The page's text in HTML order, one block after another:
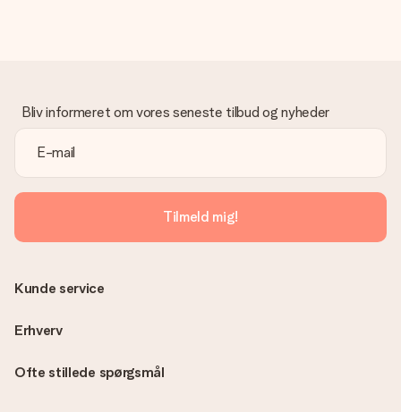
Bliv informeret om vores seneste tilbud og nyheder
Tilmeld mig!
Ofte stillede spørgsmål
Kunde service
Erhverv